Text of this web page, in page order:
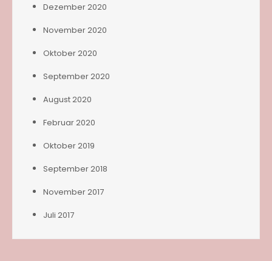
Dezember 2020
November 2020
Oktober 2020
September 2020
August 2020
Februar 2020
Oktober 2019
September 2018
November 2017
Juli 2017